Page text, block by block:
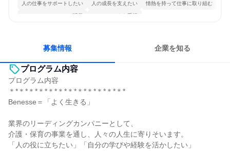
人の仕事をサポートしたい 人の成長を支えたい 情熱を持って仕事に取り組む
コミュニケーションが活発 チームワークを重視
募集情報 企業を知る
プログラム内容
プログラム内容
＊*＊*＊*＊*＊*＊*＊*＊*＊*＊*＊*＊*
Benesse＝「よく生きる」
業界のリーディングカンパニーとして、
介護・保育の事業を通し、人々の人生に寄りそいます。
「人の役に立ちたい」「自分の学びや経験を活かしたい」